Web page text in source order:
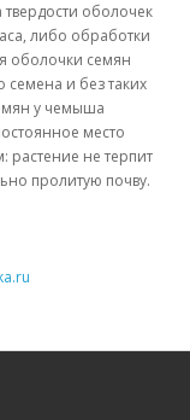
твердости оболочек
либо обработки
оболочки семян
семена и без таких
у чемыша
место
растение не терпит
пролитую почву.